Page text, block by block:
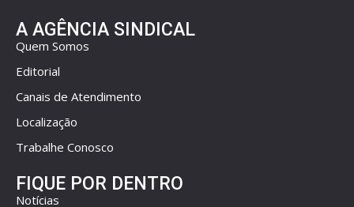
A AGÊNCIA SINDICAL
Quem Somos
Editorial
Canais de Atendimento
Localização
Trabalhe Conosco
FIQUE POR DENTRO
Notícias